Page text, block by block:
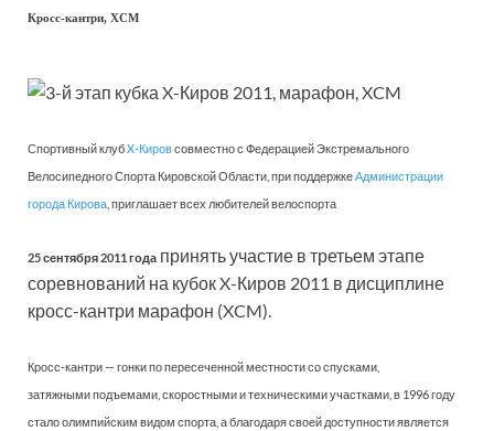
Кросс-кантри, XCM
Спортивный клубX-Кировсовместно с Федерацией Экстремального
Велосипедного Спорта Кировской Области, при поддержкеАдминистрации
города Кирова , приглашает всех любителей велоспорта
25 сентября 2011 года принять участие в третьем этапе
соревнований на кубок X-Киров 2011 в дисциплине
кросс-кантри марафон (XCM).
Кросс-кантри — гонки по пересеченной местности со спусками,
затяжными подъемами, скоростными и техническими участками, в 1996 году
стало олимпийским видом спорта, а благодаря своей доступности является